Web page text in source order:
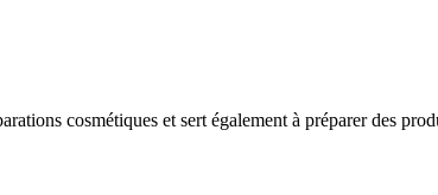
cosmétiques et sert également à préparer des